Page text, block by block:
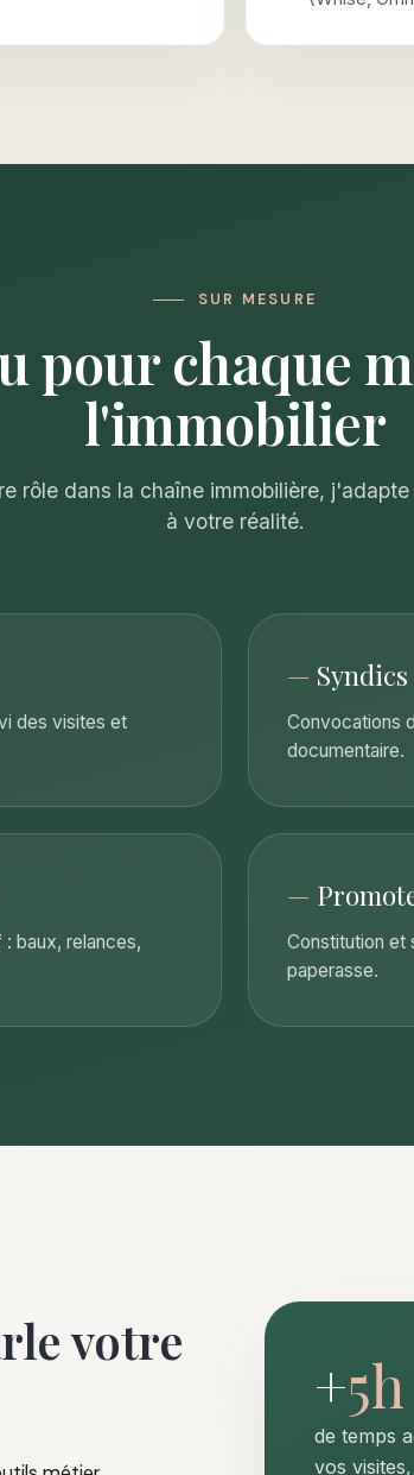
SUR MESURE
pour chaque
l'immobilier
rôle dans la chaîne immobilière,
à votre réalité.
des visites et
—
Convocations
documentaire.
baux, relances,
—
Constitution et
paperasse.
votre
+5h
de temps
vos